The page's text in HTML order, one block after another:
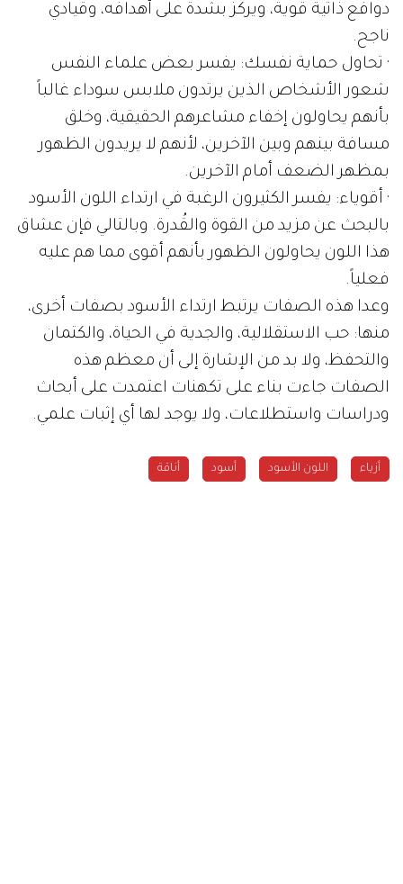
دوافع ذاتية قوية، ويركز بشدة على أهدافه، وقيادي
ناجح.
· تحاول حماية نفسك: يفسر بعض علماء النفس
شعور الأشخاص الذين يرتدون ملابس سوداء غالباً
بأنهم يحاولون إخفاء مشاعرهم الحقيقية، وخلق
مسافة بينهم وبين الآخرين، لأنهم لا يريدون الظهور
بمظهر الضعف أمام الآخرين.
· أقوياء: يفسر الكثيرون الرغبة في ارتداء اللون الأسود
بالبحث عن مزيد من القوة والقُدرة. وبالتالي فإن عشاق
هذا اللون يحاولون الظهور بأنهم أقوى مما هم عليه
فعلياً.
وعدا هذه الصفات يرتبط ارتداء الأسود بصفات أخرى،
منها: حب الاستقلالية، والجدية في الحياة، والكتمان
والتحفظ، ولا بد من الإشارة إلى أن معظم هذه
الصفات جاءت بناء على تكهنات اعتمدت على أبحاث
ودراسات واستطلاعات، ولا يوجد لها أي إثبات علمي.
أزياء اللون الأسود أسود أناقة